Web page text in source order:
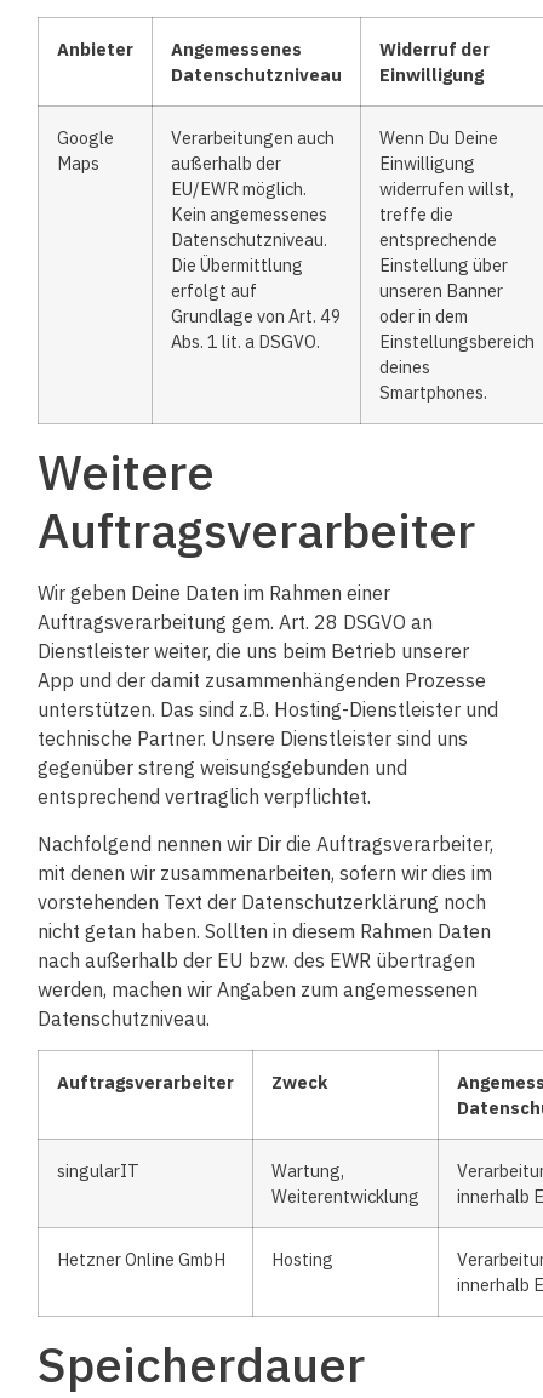
Anbieter
Angemessenes
Datenschutzniveau
Widerruf der
Einwilligung
Google
Maps
​Verarbeitungen auch
außerhalb der
EU/EWR möglich.
Kein angemessenes
Datenschutzniveau.
Die Übermittlung
erfolgt auf
Grundlage von Art. 49
Abs. 1 lit. a DSGVO.​
Wenn Du Deine
Einwilligung
widerrufen willst,
treffe die
entsprechende
Einstellung über
unseren Banner
oder in dem
Einstellungsbereich
deines
Smartphones.​
Weitere
Auftragsverarbeiter
Wir geben Deine Daten im Rahmen einer
Auftragsverarbeitung gem. Art. 28 DSGVO an
Dienstleister weiter, die uns beim Betrieb unserer
App und der damit zusammenhängenden Prozesse
unterstützen. Das sind z.B. Hosting-Dienstleister und
technische Partner. Unsere Dienstleister sind uns
gegenüber streng weisungsgebunden und
entsprechend vertraglich verpflichtet.
Nachfolgend nennen wir Dir die Auftragsverarbeiter,
mit denen wir zusammenarbeiten, sofern wir dies im
vorstehenden Text der Datenschutzerklärung noch
nicht getan haben. Sollten in diesem Rahmen Daten
nach außerhalb der EU bzw. des EWR übertragen
werden, machen wir Angaben zum angemessenen
Datenschutzniveau.
Auftragsverarbeiter Zweck
singularIT
Wartung,
Weiterentwicklung
innerhalb
Hetzner Online GmbH Hosting
innerhalb
Speicherdauer